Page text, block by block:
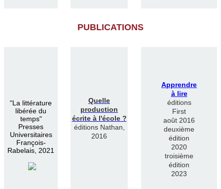
PUBLICATIONS
"La littérature
libérée du
temps"
Presses
Universitaires
François-
Rabelais, 2021
Quelle
production
écrite à l'école ?
éditions Nathan,
2016
Apprendre
à lire
éditions
First
août 2016
deuxième
édition
2020
troisième
édition
2023